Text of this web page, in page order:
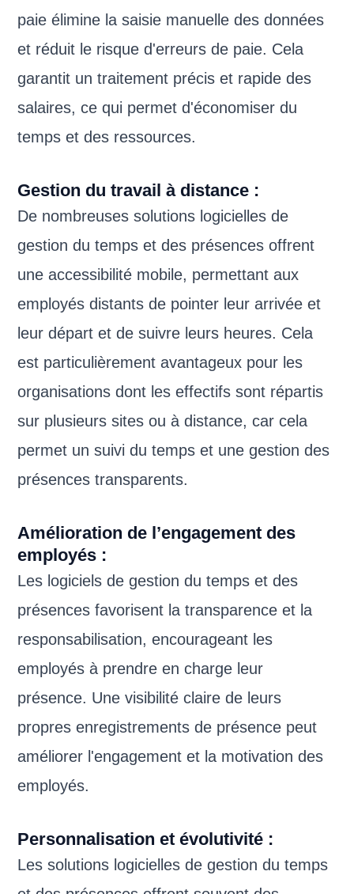
paie élimine la saisie manuelle des données
et réduit le risque d'erreurs de paie. Cela
garantit un traitement précis et rapide des
salaires, ce qui permet d'économiser du
temps et des ressources.
Gestion du travail à distance :
De nombreuses solutions logicielles de
gestion du temps et des présences offrent
une accessibilité mobile, permettant aux
employés distants de pointer leur arrivée et
leur départ et de suivre leurs heures. Cela
est particulièrement avantageux pour les
organisations dont les effectifs sont répartis
sur plusieurs sites ou à distance, car cela
permet un suivi du temps et une gestion des
présences transparents.
Amélioration de l’engagement des
employés :
Les logiciels de gestion du temps et des
présences favorisent la transparence et la
responsabilisation, encourageant les
employés à prendre en charge leur
présence. Une visibilité claire de leurs
propres enregistrements de présence peut
améliorer l'engagement et la motivation des
employés.
Personnalisation et évolutivité :
Les solutions logicielles de gestion du temps